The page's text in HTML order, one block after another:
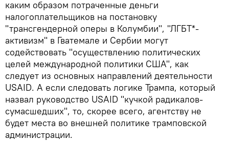
каким образом потраченные деньги
налогоплательщиков на постановку
"трансгендерной оперы в Колумбии", "ЛГБТ*-
активизм" в Гватемале и Сербии могут
содействовать "осуществлению политических
целей международной политики США", как
следует из основных направлений деятельности
USAID. А если следовать логике Трампа, который
назвал руководство USAID "кучкой радикалов-
сумасшедших", то, скорее всего, агентству не
будет места во внешней политике трамповской
администрации.